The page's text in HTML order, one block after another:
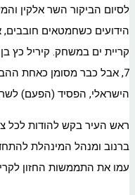
לסיום הביקור השר אלקין
הידועים כשחמטאים
7, אבל כבר מסומן כאחת
הישראלי, הפסיד (הפעם)
ראש העיר בקש להודות לכל
ברנוב ומנהל המינהלת
עמו את התממשות החזון